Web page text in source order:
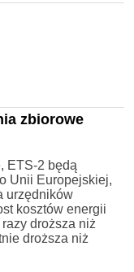
zbiorowe
ETS-2 będą
Unii Europejskiej,
urzędników
kosztów energii
droższa niż
droższa niż